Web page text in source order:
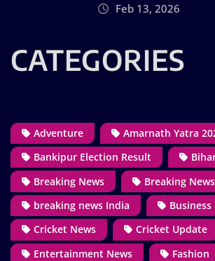
Feb 13, 2026
CATEGORIES
Adventure
Amarnath Yatra
Bankipur Election Result
Breaking News
Breaking
breaking news India
Business
Cricket News
Cricket Update
Entertainment News
Fashion